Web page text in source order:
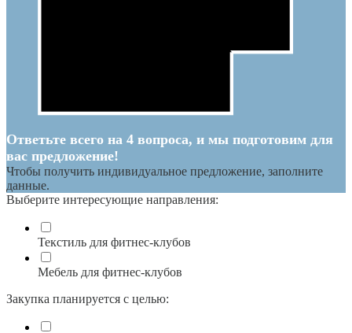
Ответьте всего на 4 вопроса, и мы подготовим для
вас предложение!
Чтобы получить индивидуальное предложение, заполните
данные.
Выберите интересующие направления:
Текстиль для фитнес-клубов
Мебель для фитнес-клубов
Закупка планируется с целью: